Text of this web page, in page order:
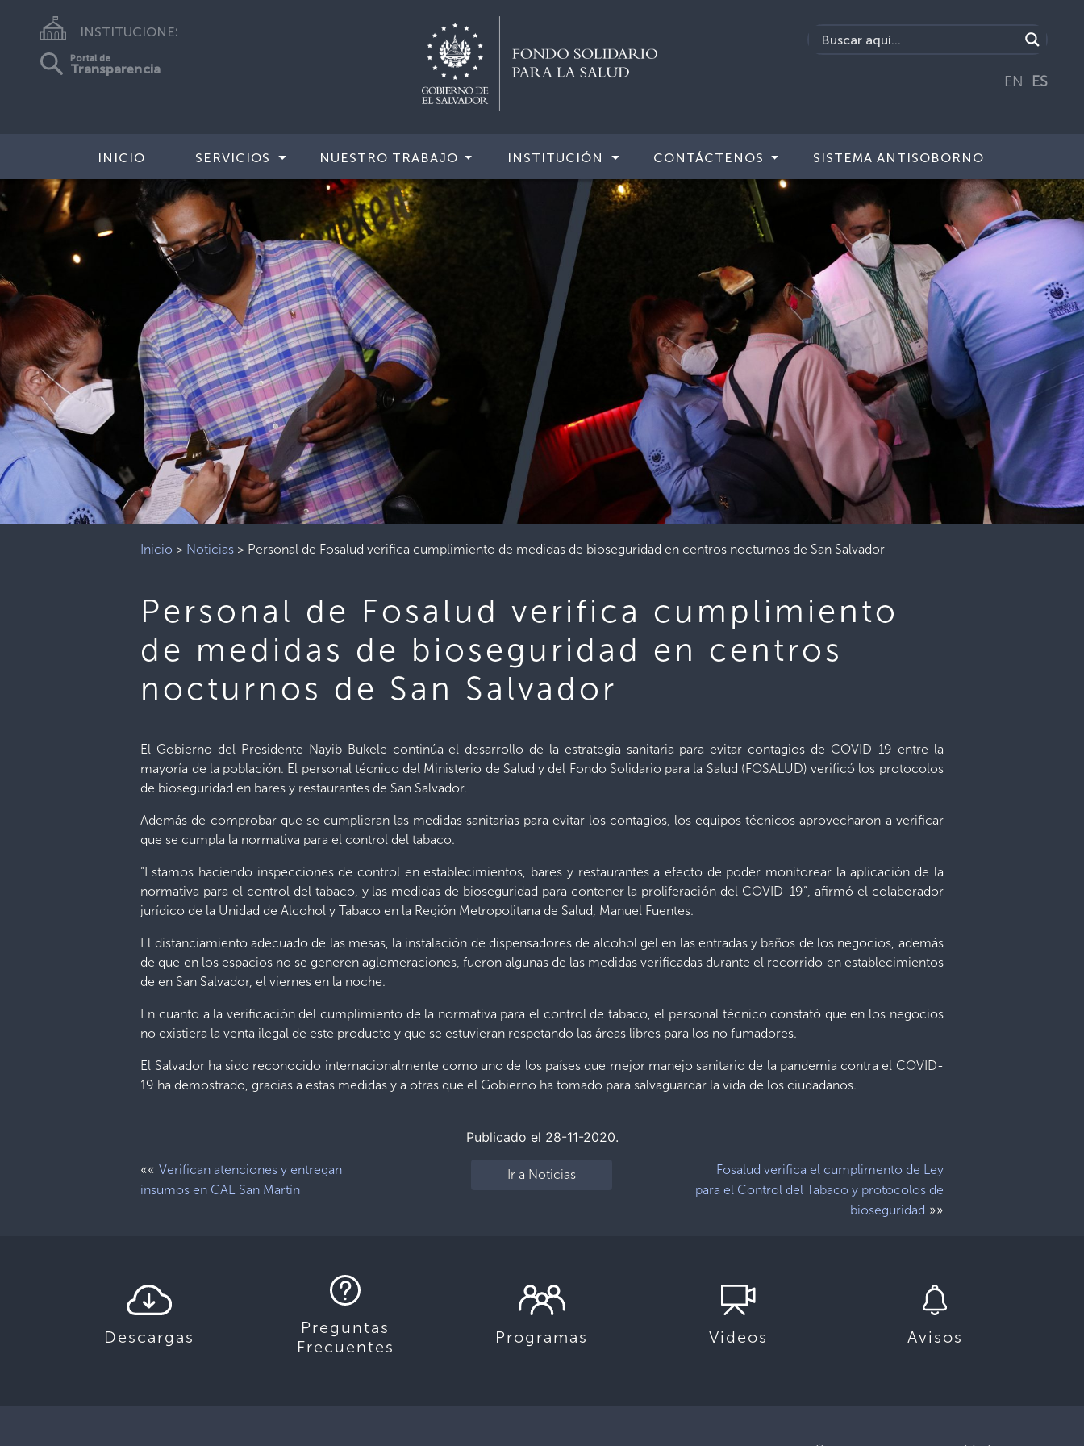
INSTITUCIONES
Portal de
Transparencia
EN ES
INICIO SERVICIOS NUESTRO TRABAJO INSTITUCIÓN CONTÁCTENOS SISTEMA ANTISOBORNO
Inicio > Noticias > Personal de Fosalud verifica cumplimiento de medidas de bioseguridad en centros nocturnos de San Salvador
Personal de Fosalud verifica cumplimiento
de medidas de bioseguridad en centros
nocturnos de San Salvador
El Gobierno del Presidente Nayib Bukele continúa el desarrollo de la estrategia sanitaria para evitar contagios de COVID-19 entre la
mayoría de la población. El personal técnico del Ministerio de Salud y del Fondo Solidario para la Salud (FOSALUD) verificó los protocolos
de bioseguridad en bares y restaurantes de San Salvador.
Además de comprobar que se cumplieran las medidas sanitarias para evitar los contagios, los equipos técnicos aprovecharon a verificar
que se cumpla la normativa para el control del tabaco.
“Estamos haciendo inspecciones de control en establecimientos, bares y restaurantes a efecto de poder monitorear la aplicación de la
normativa para el control del tabaco, y las medidas de bioseguridad para contener la proliferación del COVID-19”, afirmó el colaborador
jurídico de la Unidad de Alcohol y Tabaco en la Región Metropolitana de Salud, Manuel Fuentes.
El distanciamiento adecuado de las mesas, la instalación de dispensadores de alcohol gel en las entradas y baños de los negocios, además
de que en los espacios no se generen aglomeraciones, fueron algunas de las medidas verificadas durante el recorrido en establecimientos
de en San Salvador, el viernes en la noche.
En cuanto a la verificación del cumplimiento de la normativa para el control de tabaco, el personal técnico constató que en los negocios
no existiera la venta ilegal de este producto y que se estuvieran respetando las áreas libres para los no fumadores.
El Salvador ha sido reconocido internacionalmente como uno de los países que mejor manejo sanitario de la pandemia contra el COVID-
19 ha demostrado, gracias a estas medidas y a otras que el Gobierno ha tomado para salvaguardar la vida de los ciudadanos.
Publicado el 28-11-2020.
««Verifican atenciones y entregan
insumos en CAE San Martín
Ir a Noticias
Fosalud verifica el cumplimento de Ley
para el Control del Tabaco y protocolos de
bioseguridad »»
Descargas
Preguntas
Frecuentes
Programas Videos Avisos